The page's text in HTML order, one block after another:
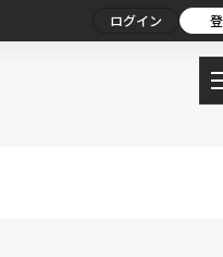
ログイン